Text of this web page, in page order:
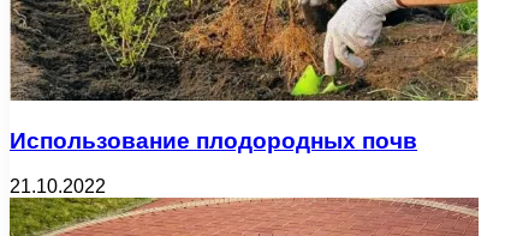
Использование плодородных почв
21.10.2022